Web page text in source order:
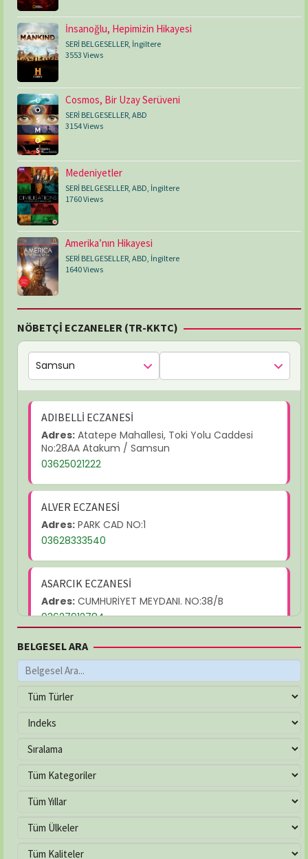
İnsanoğlu, Hepimizin Hikayesi
SERİ BELGESELLER, İngiltere
3553 Views
Cosmos, Bir Uzay Serüveni
SERİ BELGESELLER ABD
3154 Views
Medeniyetler
SERİ BELGESELLER ABD İngiltere
1760 Views
Amerika’nın Hikayesi
SERİ BELGESELLER ABD İngiltere
1640 Views
NÖBETÇİ ECZANELER (TR-KKTC)
ADIBELLİ ECZANESİ
Adres: Atatepe Mahallesi, Toki Yolu Caddesi
No:28AA Atakum / Samsun
03625021222
ALVER ECZANESİ
Adres: PARK CAD NO:1
03628333540
ASARCIK ECZANESİ
Adres: CUMHURİYET MEYDANI. NO:38/B
03627912784
AYŞEGÜL ECZANESİ
Adres:MEVLANA MAH. YUKARIBAKIRPINARI SOK.
NO:21/C
ÇAKIRLAR ECZANESİ
03624577799
ÇEVRE ECZANESİ
BELGESEL ARA